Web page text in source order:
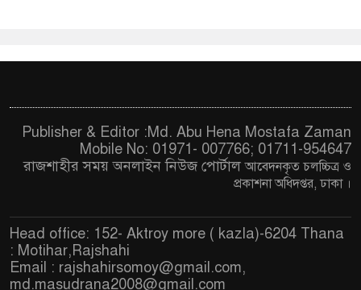
Publisher & Editor :Md. Abu Hena Mostafa Zaman
Mobile No: 01971- 007766; 01711-954647
রাজশাহীর সময় অনলাইন নিউজ পোর্টালআবেদনকৃত চলচ্চিত্র ও
প্রকাশনা অধিদপ্তর, ঢাকা ।
Head office: 152- Aktroy more ( kazla)-6204 Thana
: Motihar,Rajshahi
Email : rajshahirsomoy@gmail.com,
md.masudrana2008@gmail.com